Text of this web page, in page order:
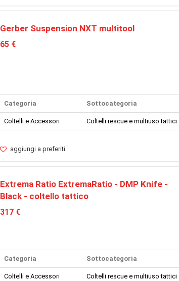
Gerber Suspension NXT multitool
65 €
Categoria Sottocategoria
Coltelli e Accessori Coltelli rescue e multiuso tattici
aggiungi a preferiti
Extrema Ratio ExtremaRatio - DMP Knife -
Black - coltello tattico
317 €
Categoria Sottocategoria
Coltelli e Accessori Coltelli rescue e multiuso tattici